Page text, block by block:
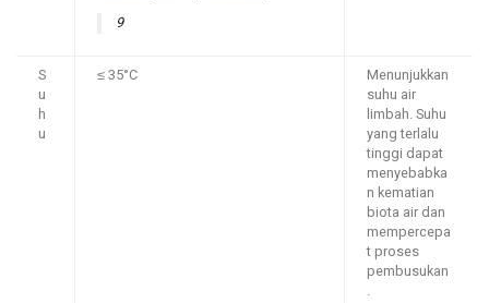
9
S
u
h
u
≤ 35°C
Menunjukkan
suhu air
limbah. Suhu
yang terlalu
tinggi dapat
menyebabka
n kematian
biota air dan
mempercepa
t proses
pembusukan
.